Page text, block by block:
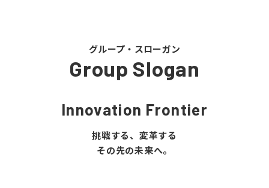
グループ・スローガン
Group Slogan
Innovation Frontier
挑戦する、変革する
その先の未来へ。